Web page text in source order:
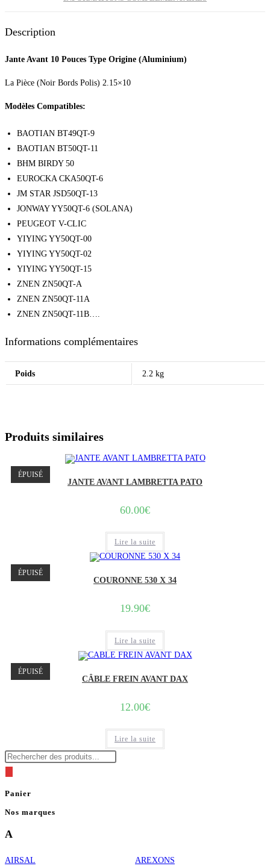
Description
Jante Avant 10 Pouces Type Origine (Aluminium)
La Pièce (Noir Bords Polis) 2.15×10
Modèles Compatibles:
BAOTIAN BT49QT-9
BAOTIAN BT50QT-11
BHM BIRDY 50
EUROCKA CKA50QT-6
JM STAR JSD50QT-13
JONWAY YY50QT-6 (SOLANA)
PEUGEOT V-CLIC
YIYING YY50QT-00
YIYING YY50QT-02
YIYING YY50QT-15
ZNEN ZN50QT-A
ZNEN ZN50QT-11A
ZNEN ZN50QT-11B….
Informations complémentaires
Poids 2.2 kg
Produits similaires
ÉPUISÉ
JANTE AVANT LAMBRETTA PATO
60.00€
Lire la suite
ÉPUISÉ
COURONNE 530 X 34
19.90€
Lire la suite
ÉPUISÉ
CÂBLE FREIN AVANT DAX
12.00€
Lire la suite
Recherche
Panier
Nos marques
A
AIRSAL
AREXONS